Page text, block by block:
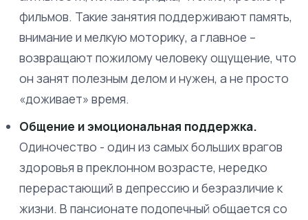
фильмов. Такие занятия поддерживают память,
внимание и мелкую моторику, а главное –
возвращают пожилому человеку ощущение, что
он занят полезным делом и нужен, а не просто
«доживает» время.
Общение и эмоциональная поддержка.
Одиночество - один из самых больших врагов
здоровья в преклонном возрасте, нередко
перерастающий в депрессию и безразличие к
жизни. В пансионате подопечный общается со